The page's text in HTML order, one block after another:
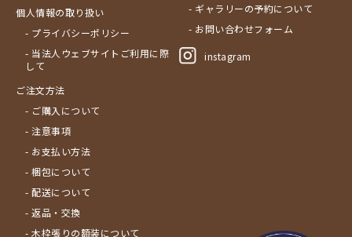
個人情報の取り扱い
- プライバシーポリシー
- 当法人ウェブサイトご利用に際
して
ご注文方法
- ご購入について
- 注意事項
- お支払い方法
- 梱包について
- 配送について
- 返品・交換
- 木枠張りの額装について
- ギャラリーの予約について
- お問い合わせフォーム
instagram